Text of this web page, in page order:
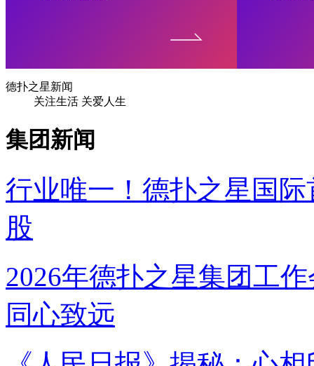
德扑之星新闻
关注生活 关爱人生
集团新闻
行业唯一！德扑之星国
股
2026年德扑之星集团工作
同心致远